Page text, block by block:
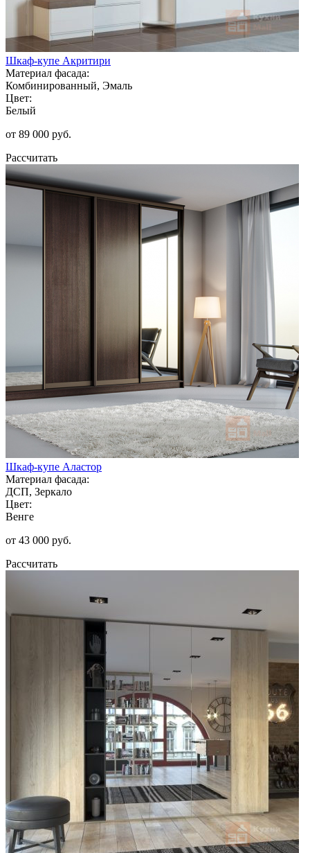
Шкаф-купе Акритири
Материал фасада:
Комбинированный, Эмаль
Цвет:
Белый
от 89 000 руб.
Рассчитать
Шкаф-купе Аластор
Материал фасада:
ДСП, Зеркало
Цвет:
Венге
от 43 000 руб.
Рассчитать